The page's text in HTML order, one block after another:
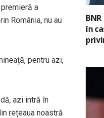
a
România, nu au
pentru azi,
azi intră în
rețeaua noastră
în